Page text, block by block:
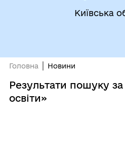
Київська
Головна Новини
Результати пошуку
освіти»